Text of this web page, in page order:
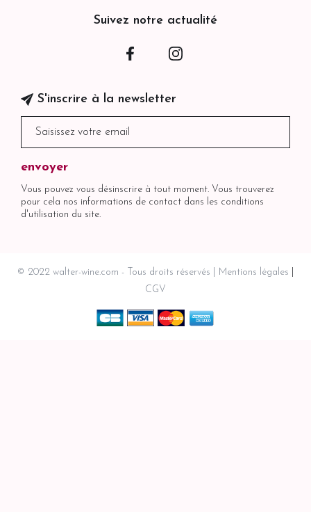
Suivez notre actualité
Facebook
S'inscrire à la newsletter
Vous pouvez vous désinscrire à tout moment. Vous trouverez
pour cela nos informations de contact dans les conditions
d'utilisation du site.
© 2022 walter-wine.com - Tous droits réservés
Mentions légales
CGV